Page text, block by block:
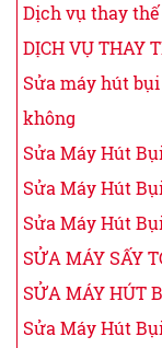
Dịch vụ thay
DỊCH VỤ THAY
Sửa máy hút
không
Sửa Máy Hút
Sửa Máy Hút
Sửa Máy Hút
SỬA MÁY SẤY
SỬA MÁY HÚT
Sửa Máy Hút